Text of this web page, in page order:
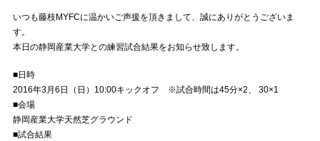
いつも藤枝MYFCに温かいご声援を頂きまして、誠にありがとうございま
す。
本日の静岡産業大学との練習試合結果をお知らせ致します。
■日時
2016年3月6日（日）10:00キックオフ ※試合時間は45分×2、 30×1
■会場
静岡産業大学天然芝グラウンド
■試合結果